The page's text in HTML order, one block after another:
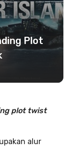
Plot
plot twist
alur